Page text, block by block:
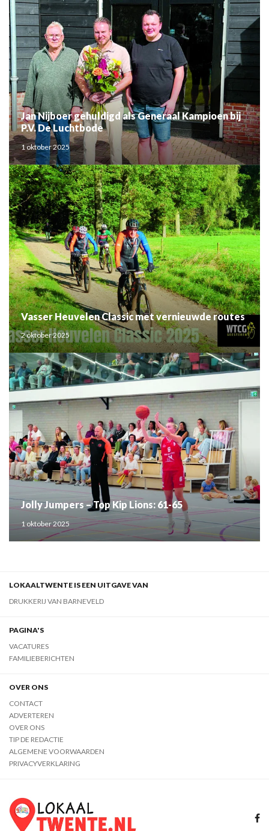
Jan Nijboer gehuldigd als Generaal Kampioen bij
P.V. De Luchtbode
1 oktober 2025
Vasser Heuvelen Classic met vernieuwde routes
2 oktober 2025
Jolly Jumpers – Top Kip Lions: 61-65
1 oktober 2025
LOKAALTWENTE IS EEN UITGAVE VAN
DRUKKERIJ VAN BARNEVELD
PAGINA'S
VACATURES
FAMILIEBERICHTEN
OVER ONS
CONTACT
ADVERTEREN
OVER ONS
TIP DE REDACTIE
ALGEMENE VOORWAARDEN
PRIVACYVERKLARING